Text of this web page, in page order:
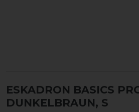
ESKADRON BASICS
DUNKELBRAUN, S